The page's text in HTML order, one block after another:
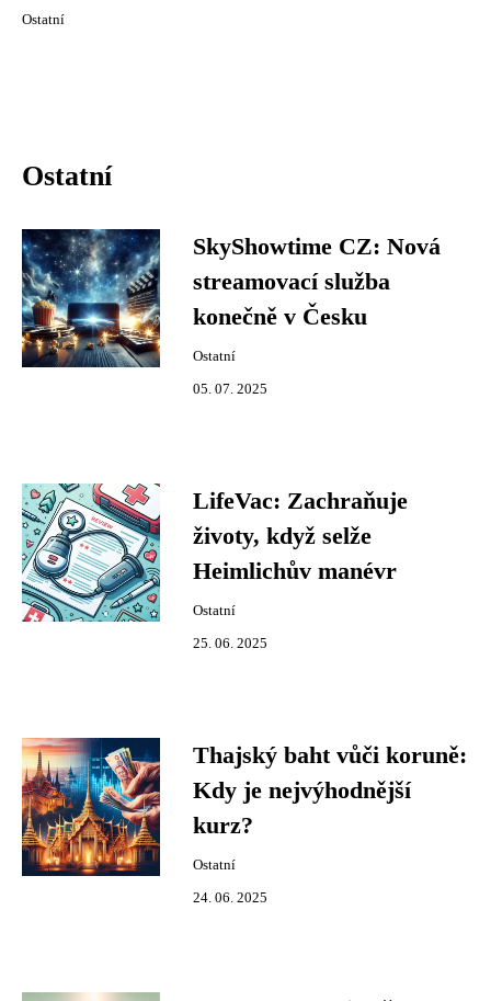
Ostatní
Ostatní
SkyShowtime CZ: Nová
streamovací služba
konečně v Česku
Ostatní
05. 07. 2025
LifeVac: Zachraňuje
životy, když selže
Heimlichův manévr
Ostatní
25. 06. 2025
Thajský baht vůči koruně:
Kdy je nejvýhodnější
kurz?
Ostatní
24. 06. 2025